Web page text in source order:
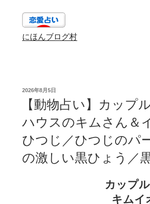
にほんブログ村
投
2026年8月5日
【動物占い】カップ
ハウスのキムさん＆
ひつじ／ひつじのパ
の激しい黒ひょう／
カップ
キムイ